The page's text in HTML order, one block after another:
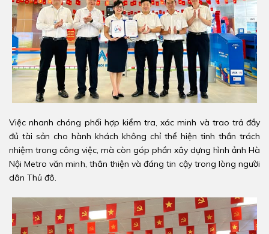
Việc nhanh chóng phối hợp kiểm tra, xác minh và trao trả đầy
đủ tài sản cho hành khách không chỉ thể hiện tinh thần trách
nhiệm trong công việc, mà còn góp phần xây dựng hình ảnh Hà
Nội Metro văn minh, thân thiện và đáng tin cậy trong lòng người
dân Thủ đô.